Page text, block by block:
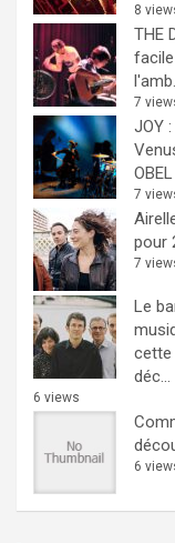
8
THE
7
JOY
7
pour
7
Le
cette
déc...
6 views
6